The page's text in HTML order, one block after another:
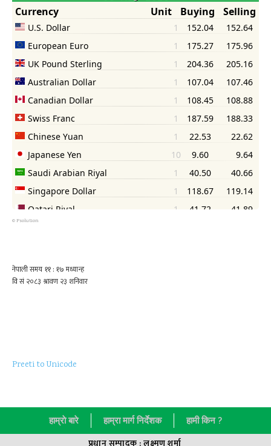
© Psolution
Preeti to Unicode
हाम्राे बारे हाम्रा मार्ग निर्देशक हामी किन ?